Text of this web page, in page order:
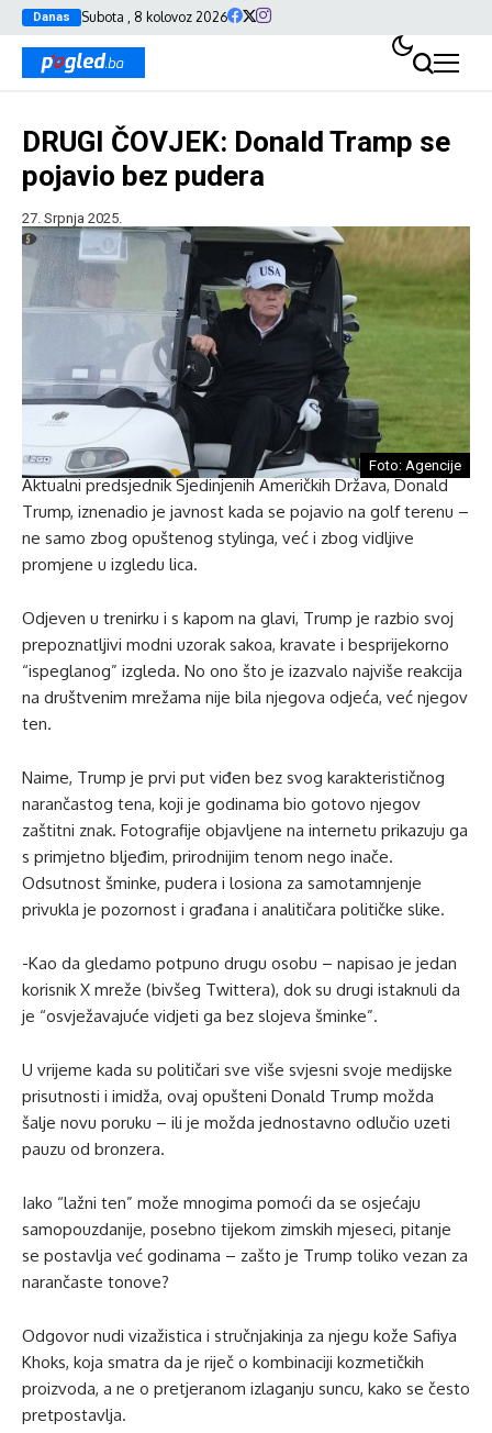
Danas Subota , 8 kolovoz 2026
DRUGI ČOVJEK: Donald Tramp se
pojavio bez pudera
27. Srpnja 2025.
Foto: Agencije
Aktualni predsjednik Sjedinjenih Američkih Država, Donald
Trump, iznenadio je javnost kada se pojavio na golf terenu –
ne samo zbog opuštenog stylinga, već i zbog vidljive
promjene u izgledu lica.
Odjeven u trenirku i s kapom na glavi, Trump je razbio svoj
prepoznatljivi modni uzorak sakoa, kravate i besprijekorno
“ispeglanog” izgleda. No ono što je izazvalo najviše reakcija
na društvenim mrežama nije bila njegova odjeća, već njegov
ten.
Naime, Trump je prvi put viđen bez svog karakterističnog
narančastog tena, koji je godinama bio gotovo njegov
zaštitni znak. Fotografije objavljene na internetu prikazuju ga
s primjetno bljeđim, prirodnijim tenom nego inače.
Odsutnost šminke, pudera i losiona za samotamnjenje
privukla je pozornost i građana i analitičara političke slike.
-Kao da gledamo potpuno drugu osobu – napisao je jedan
korisnik X mreže (bivšeg Twittera), dok su drugi istaknuli da
je “osvježavajuće vidjeti ga bez slojeva šminke”.
U vrijeme kada su političari sve više svjesni svoje medijske
prisutnosti i imidža, ovaj opušteni Donald Trump možda
šalje novu poruku – ili je možda jednostavno odlučio uzeti
pauzu od bronzera.
Iako “lažni ten” može mnogima pomoći da se osjećaju
samopouzdanije, posebno tijekom zimskih mjeseci, pitanje
se postavlja već godinama – zašto je Trump toliko vezan za
narančaste tonove?
Odgovor nudi vizažistica i stručnjakinja za njegu kože Safiya
Khoks, koja smatra da je riječ o kombinaciji kozmetičkih
proizvoda, a ne o pretjeranom izlaganju suncu, kako se često
pretpostavlja.